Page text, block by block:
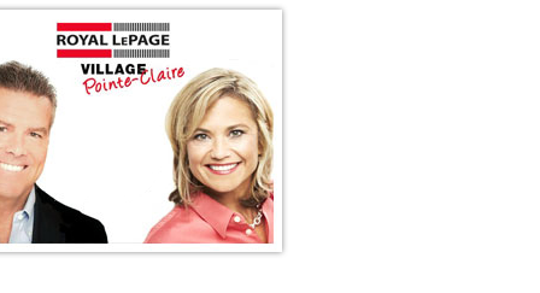
Accueil
Voir nos maisons
Témonignages
Trucs & conseils
Contactez-nous